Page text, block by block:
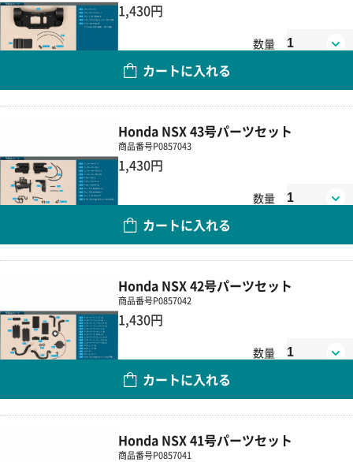
1,430円
数量
カートに入れる
Honda NSX 43号パーツセット
商品番号P0857043
1,430円
数量
カートに入れる
Honda NSX 42号パーツセット
商品番号P0857042
1,430円
数量
カートに入れる
Honda NSX 41号パーツセット
商品番号P0857041